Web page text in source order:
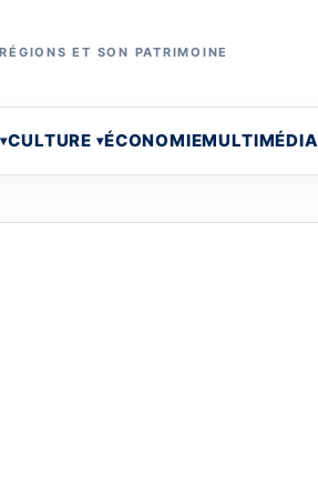
ET SON PATRIMOINE
CULTURE ÉCONOMIEMULTIMÉDIA